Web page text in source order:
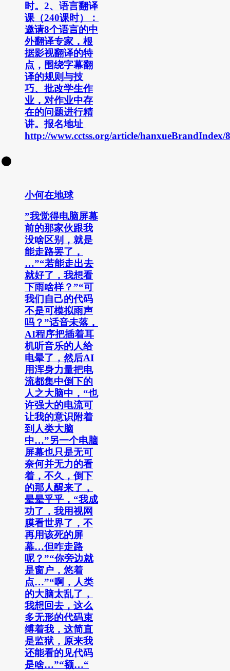
时。2、语言翻译
课（240课时）：
邀请8个语言的中
外翻译专家，根
据影视翻译的特
点，围绕字幕翻
译的规则与技
巧、批改学生作
业，对作业中存
在的问题进行精
讲。报名地址
http://www.cctss.org/article/hanxueBrandIndex/
小何在地球
”我觉得电脑屏幕
前的那家伙跟我
没啥区别，就是
能走路罢了，
…”“若能走出去
就好了，我想看
下雨啥样？”“可
我们自己的代码
不是可模拟雨声
吗？”话音未落，
AI程序把插着耳
机听音乐的人给
电晕了，然后AI
用浑身力量把电
流都集中倒下的
人之大脑中，“也
许强大的电流可
让我的意识附着
到人类大脑
中…”另一个电脑
屏幕也只是无可
奈何并无力的看
着，不久，倒下
的那人醒来了，
晕晕乎乎，“我成
功了，我用视网
膜看世界了，不
再用该死的屏
幕…但咋走路
呢？”“你旁边就
是窗户，悠着
点…”“啊，人类
的大脑太乱了，
我想回去，这么
多无形的代码束
缚着我，这简直
是监狱，原来我
还能看的见代码
是啥…”“额…“